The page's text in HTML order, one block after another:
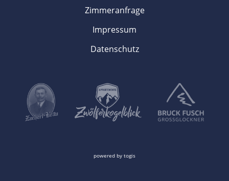
Zimmeranfrage
Impressum
Datenschutz
powered by togis